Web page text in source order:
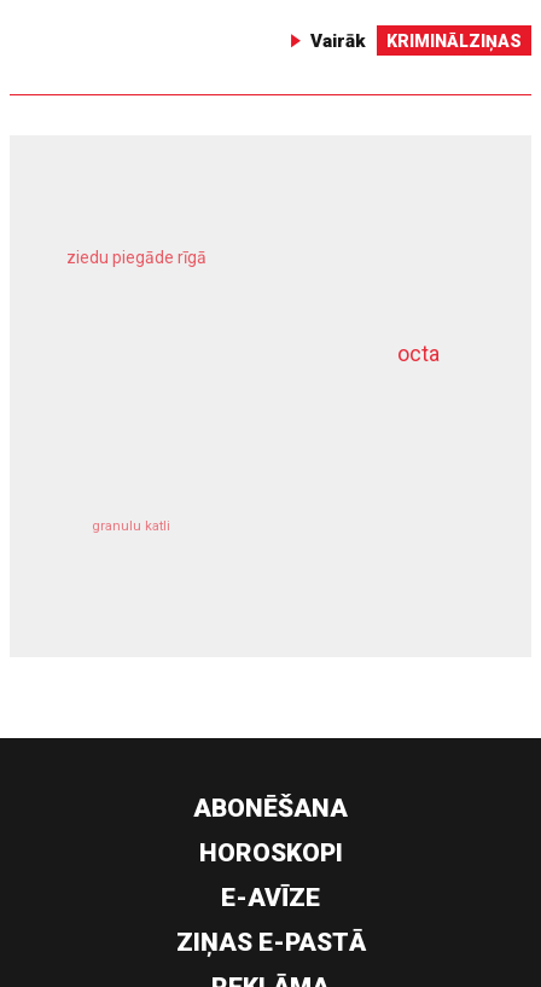
Vairāk KRIMINĀLZIŅAS
octa
ziedu piegāde rīgā
granulu katli
dziļurbums
ABONĒŠANA
HOROSKOPI
E-AVĪZE
ZIŅAS E-PASTĀ